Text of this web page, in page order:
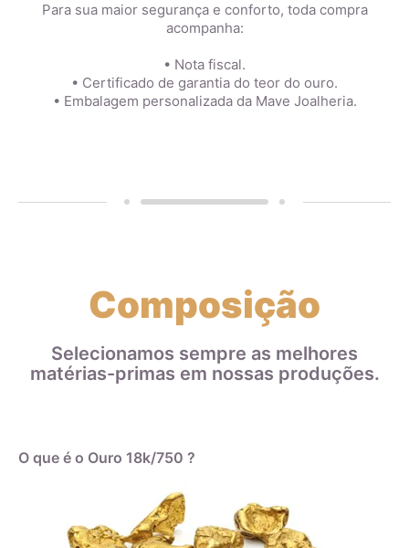
Para sua maior segurança e conforto, toda compra
acompanha:
• Nota fiscal.
• Certificado de garantia do teor do ouro.
• Embalagem personalizada da Mave Joalheria.
Composição
Selecionamos sempre as melhores
matérias-primas em nossas produções.
O que é o Ouro 18k/750 ?